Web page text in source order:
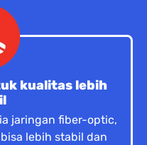
kualitas lebih
jaringan fiber-optic,
lebih stabil dan